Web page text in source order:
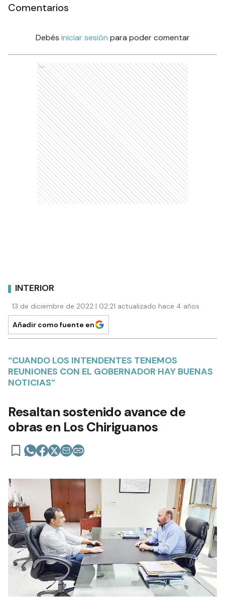
Comentarios
Debés iniciar sesión para poder comentar
Ads
INTERIOR
13 de diciembre de 2022 | 02:21 actualizado hace 4 años
Añadir como fuente en
“CUANDO LOS INTENDENTES TENEMOS
REUNIONES CON EL GOBERNADOR HAY BUENAS
NOTICIAS”
Resaltan sostenido avance de
obras en Los Chiriguanos